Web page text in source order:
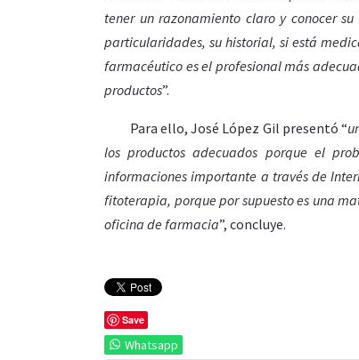
tener un razonamiento claro y conocer
particularidades, su historial, si está
farmacéutico es el profesional más
productos”.
Para ello, José López Gil presentó “
los productos adecuados porque el
informaciones importante a través de
fitoterapia, porque por supuesto es una
oficina de farmacia”, concluye.
Save
Whatsapp